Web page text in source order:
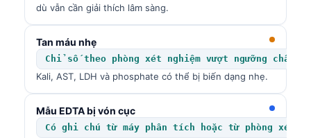
dù vẫn cần giải thích lâm sàng.
Tan máu nhẹ
Chỉ số theo phòng xét nghiệm vượt ngưỡng chấp
Kali, AST, LDH và phosphate có thể bị biến dạng nhẹ.
Mẫu EDTA bị vón cục
Có ghi chú từ máy phân tích hoặc từ phòng xét